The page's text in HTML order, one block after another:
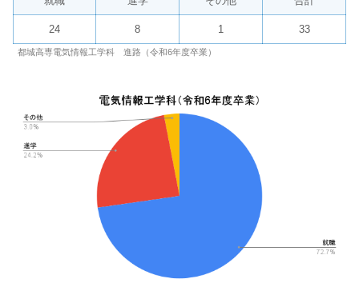
24 8 1 33
都城高専電気情報工学科 進路（令和6年度卒業）